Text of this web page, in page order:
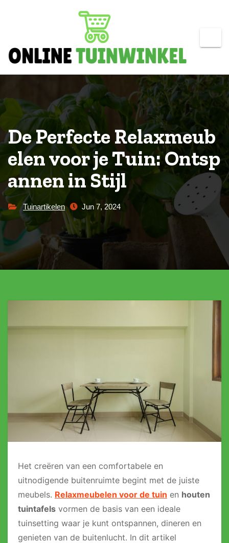
De Perfecte Relaxmeub
elen voor je Tuin: Ontsp
annen in Stijl
Tuinartikelen Jun 7, 2024
Het creëren van een comfortabele en
uitnodigende buitenruimte begint met de juiste
meubels. Relaxmeubelen voor de tuin en houten
tuintafels vormen de basis van een ideale
tuinsetting waar je kunt ontspannen, dineren en
genieten van de buitenlucht. In dit artikel